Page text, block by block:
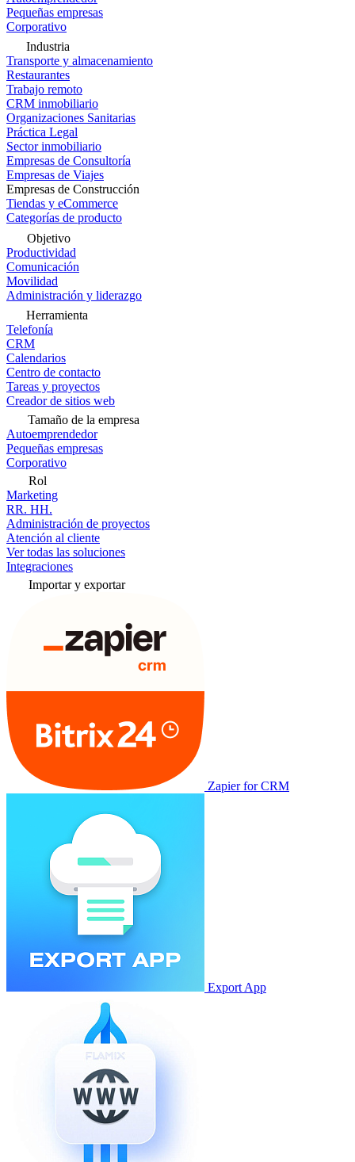
Pequeñas empresas
Corporativo
Industria
Transporte y almacenamiento
Restaurantes
Trabajo remoto
CRM inmobiliario
Organizaciones Sanitarias
Práctica Legal
Sector inmobiliario
Empresas de Consultoría
Empresas de Viajes
Empresas de Construcción
Tiendas y eCommerce
Categorías de producto
Objetivo
Productividad
Comunicación
Movilidad
Administración y liderazgo
Herramienta
Telefonía
CRM
Calendarios
Centro de contacto
Tareas y proyectos
Creador de sitios web
Tamaño de la empresa
Autoemprendedor
Pequeñas empresas
Corporativo
Rol
Marketing
RR. HH.
Administración de proyectos
Atención al cliente
Ver todas las soluciones
Integraciones
Importar y exportar
Zapier for CRM
Export App